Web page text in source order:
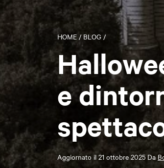
HOME / BLOG /
e
Aggiornato il 21 ottobre 2025Da